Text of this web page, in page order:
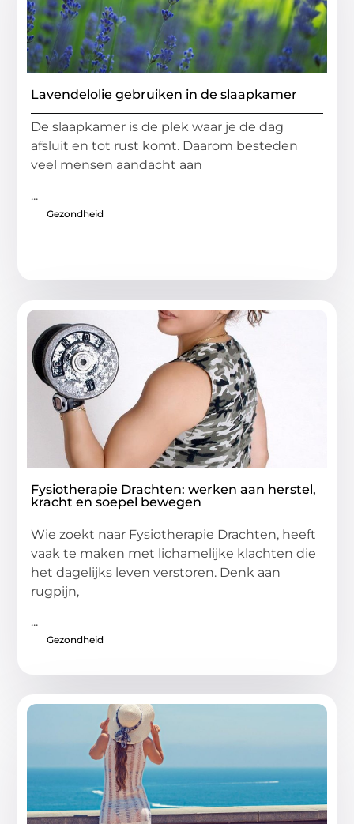
Lavendelolie gebruiken in de slaapkamer
De slaapkamer is de plek waar je de dag
afsluit en tot rust komt. Daarom besteden
veel mensen aandacht aan
...
Gezondheid
Fysiotherapie Drachten: werken aan herstel,
kracht en soepel bewegen
Wie zoekt naar Fysiotherapie Drachten, heeft
vaak te maken met lichamelijke klachten die
het dagelijks leven verstoren. Denk aan
rugpijn,
...
Gezondheid